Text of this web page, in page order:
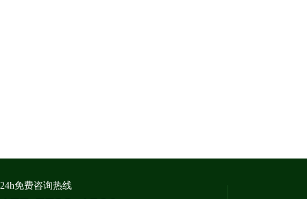
24h免费咨询热线